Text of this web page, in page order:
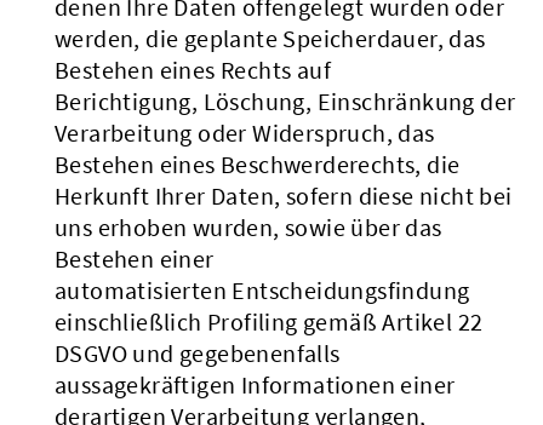
denen Ihre Daten offengelegt wurden oder
werden, die geplante Speicherdauer, das
Bestehen eines Rechts auf
Berichtigung, Löschung, Einschränkung der
Verarbeitung oder Widerspruch, das
Bestehen eines Beschwerderechts, die
Herkunft Ihrer Daten, sofern diese nicht bei
uns erhoben wurden, sowie über das
Bestehen einer
automatisierten Entscheidungsfindung
einschließlich Profiling gemäß Artikel 22
DSGVO und gegebenenfalls
aussagekräftigen Informationen einer
derartigen Verarbeitung verlangen,